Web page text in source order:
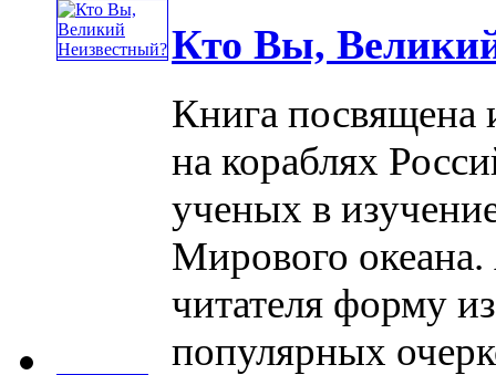
Кто Вы,
Книга посвящена
на кораблях
ученых в
Мирового
читателя форму
популярных